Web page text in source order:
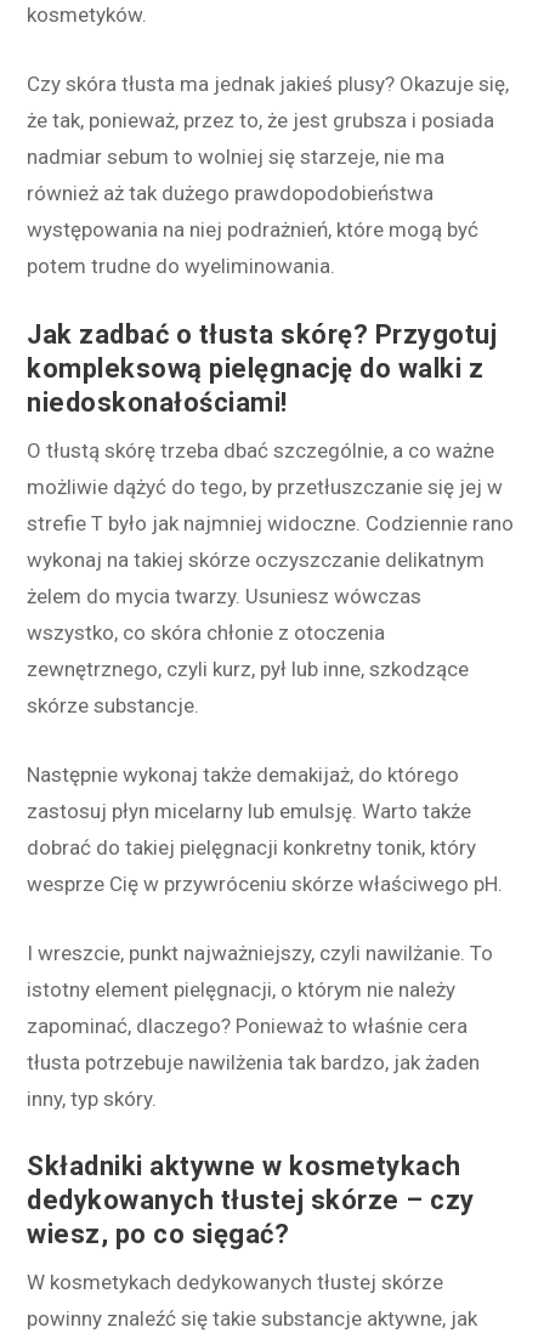
kosmetyków.
Czy skóra tłusta ma jednak jakieś plusy? Okazuje się,
że tak, ponieważ, przez to, że jest grubsza i posiada
nadmiar sebum to wolniej się starzeje, nie ma
również aż tak dużego prawdopodobieństwa
występowania na niej podrażnień, które mogą być
potem trudne do wyeliminowania.
Jak zadbać o tłusta skórę? Przygotuj
kompleksową pielęgnację do walki z
niedoskonałościami!
O tłustą skórę trzeba dbać szczególnie, a co ważne
możliwie dążyć do tego, by przetłuszczanie się jej w
strefie T było jak najmniej widoczne. Codziennie rano
wykonaj na takiej skórze oczyszczanie delikatnym
żelem do mycia twarzy. Usuniesz wówczas
wszystko, co skóra chłonie z otoczenia
zewnętrznego, czyli kurz, pył lub inne, szkodzące
skórze substancje.
Następnie wykonaj także demakijaż, do którego
zastosuj płyn micelarny lub emulsję. Warto także
dobrać do takiej pielęgnacji konkretny tonik, który
wesprze Cię w przywróceniu skórze właściwego pH.
I wreszcie, punkt najważniejszy, czyli nawilżanie. To
istotny element pielęgnacji, o którym nie należy
zapominać, dlaczego? Ponieważ to właśnie cera
tłusta potrzebuje nawilżenia tak bardzo, jak żaden
inny, typ skóry.
Składniki aktywne w kosmetykach
dedykowanych tłustej skórze – czy
wiesz, po co sięgać?
W kosmetykach dedykowanych tłustej skórze
powinny znaleźć się takie substancje aktywne, jak